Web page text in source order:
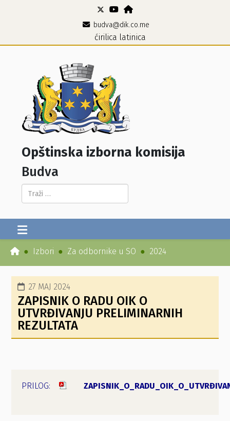
budva@dik.co.me
ćirilica latinica
Opštinska izborna komisija
Budva
Pretraga...
Izbori Za odbornike u SO 2024
27 MAJ 2024
ZAPISNIK O RADU OIK O
UTVRĐIVANJU PRELIMINARNIH
REZULTATA